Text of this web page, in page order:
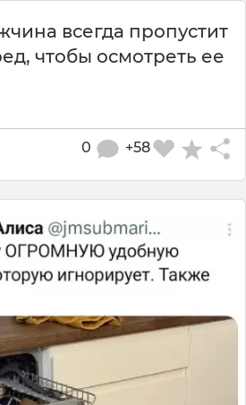
всегда пропустит
чтобы осмотреть ее
+58
0